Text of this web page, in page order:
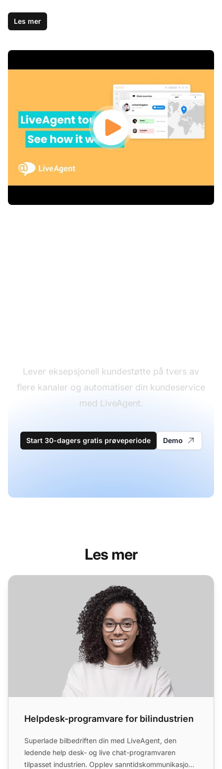
Les mer
Lever eksepsjonell kundestøtte på tvers av
flere kanaler og automatiser din kundeservice
med LiveAgent.
Start 30-dagers gratis prøveperiode Demo
Les mer
Helpdesk-programvare for bilindustrien
Helpdesk-programvare for bilindustrien
Superlade bilbedriften din med LiveAgent, den
ledende help desk- og live chat-programvaren
tilpasset industrien. Opplev sanntidskommunikasjon